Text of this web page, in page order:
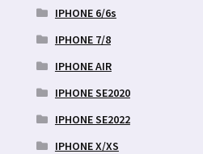
IPHONE 6/6s
IPHONE 7/8
IPHONE AIR
IPHONE SE2020
IPHONE SE2022
IPHONE X/XS